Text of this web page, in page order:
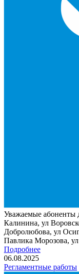
Уважаемые абоненты
Калинина, ул
Добролюбова, ул
Павлика Морозова, ул
Подробнее
06.08.2025
Регламентные работы